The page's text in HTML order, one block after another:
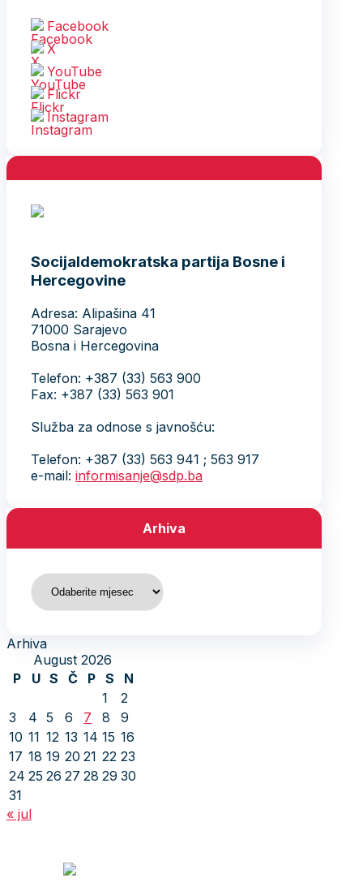
Facebook
X
YouTube
Flickr
Instagram
Socijaldemokratska partija Bosne i
Hercegovine
Adresa: Alipašina 41
71000 Sarajevo
Bosna i Hercegovina
Telefon: +387 (33) 563 900
Fax: +387 (33) 563 901
Služba za odnose s javnošću:
Telefon: +387 (33) 563 941 ; 563 917
e-mail: informisanje@sdp.ba
Arhiva
Arhiva
Arhiva
August 2026
P
U S Č P S
N
1
2
3
4 5 6 7 8
9
10 11 12 13 14 15 16
17 18 19 20 21 22 23
24 25 26 27 28 29 30
31
« jul